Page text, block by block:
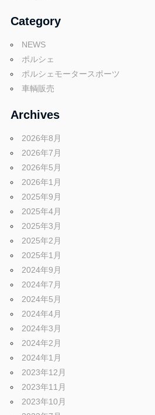
Category
NEWS
ポルシェ
ポルシェモータースポーツ
車輌販売
Archives
2026年8月
2026年7月
2026年5月
2026年1月
2025年9月
2025年4月
2025年3月
2025年2月
2025年1月
2024年9月
2024年7月
2024年5月
2024年4月
2024年3月
2024年2月
2024年1月
2023年12月
2023年11月
2023年10月